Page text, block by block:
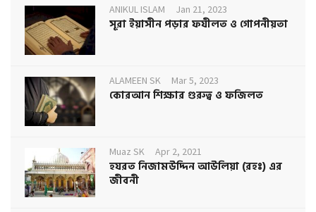
ANIKUL ISLAM Jan 21, 2023
সূরা ইয়াসীন পড়ার ফযীলত ও গোপনীয়তা
ALAMEEN SK Mar 5, 2023
কোরআন শিক্ষার গুরুত্ব ও ফজিলত
Muaz SK Apr 2, 2021
হযরত নিজামউদ্দিন আউলিয়া (রহঃ) এর
জীবনী